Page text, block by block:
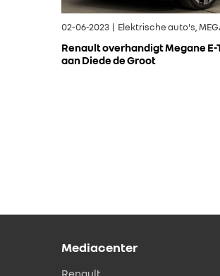
02-06-2023 | Elektrische auto's,
Renault overhandigt Megane
aan Diede de Groot
Mediacenter
Renault